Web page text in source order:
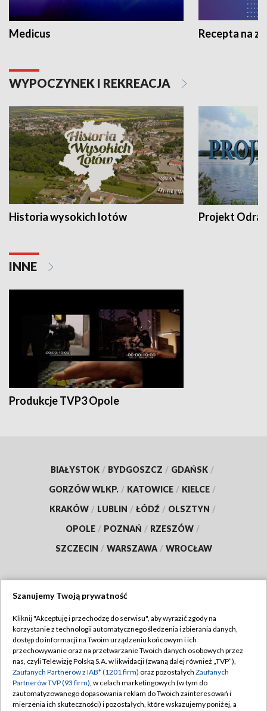
Medicus Recepta na
WYPOCZYNEK I REKREACJA
Historia wysokich lotów Projekt Odra
INNE
Produkcje TVP3 Opole
BIAŁYSTOK / BYDGOSZCZ / GDAŃSK /
GORZÓW WLKP. / KATOWICE / KIELCE /
KRAKÓW / LUBLIN / ŁÓDŹ / OLSZTYN /
OPOLE / POZNAŃ / RZESZÓW /
SZCZECIN / WARSZAWA / WROCŁAW
TVP
Abonament TVP
Emisja w TVP
Centrum informacji TVP
Naziemna Telewizja Cyfrowa
Regulamin TVP
Polityka prywatności
Moje zgody
Szanujemy Twoją prywatność
Kliknij "Akceptuję i przechodzę do serwisu", aby wyrazić zgody na
korzystanie z technologii automatycznego śledzenia i zbierania danych,
dostęp do informacji na Twoim urządzeniu końcowym i ich
przechowywanie oraz na przetwarzanie Twoich danych osobowych przez
nas, czyli Telewizję Polską S.A. w likwidacji (zwaną dalej również „TVP”),
Zaufanych Partnerów z IAB* (1201 firm) oraz pozostałych Zaufanych
Partnerów TVP (93 firm), w celach marketingowych (w tym do
zautomatyzowanego dopasowania reklam do Twoich zainteresowań i
mierzenia ich skuteczności) i pozostałych, które wskazujemy poniżej, a